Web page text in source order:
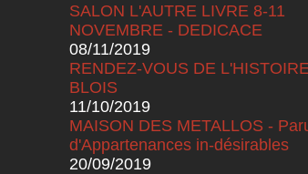
SALON L'AUTRE LIVRE 8-11
NOVEMBRE - DEDICACE
08/11/2019
RENDEZ-VOUS DE
BLOIS
11/10/2019
MAISON DES METALLOS -
d'Appartenances in-désirables
20/09/2019